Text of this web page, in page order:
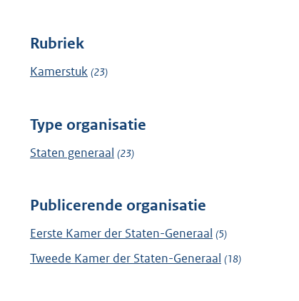
Rubriek
Kamerstuk (23)
Type organisatie
Staten generaal (23)
Publicerende organisatie
Eerste Kamer der Staten-Generaal (5)
Tweede Kamer der Staten-Generaal (18)